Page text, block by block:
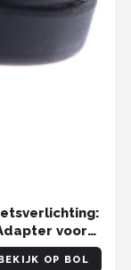
voor
OP BOL